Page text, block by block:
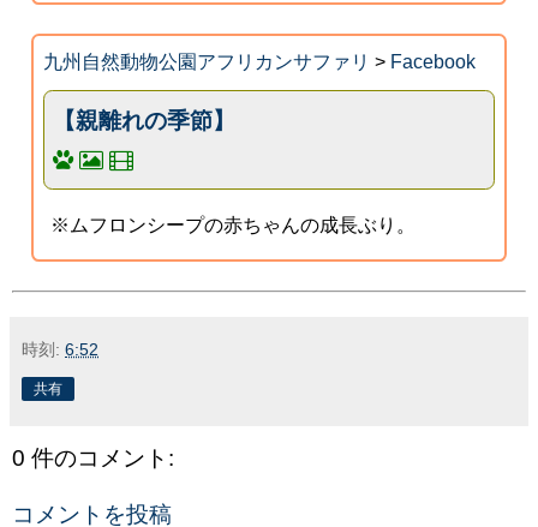
九州自然動物公園アフリカンサファリ > Facebook
【親離れの季節】
※ムフロンシープの赤ちゃんの成長ぶり。
時刻: 6:52
共有
0 件のコメント:
コメントを投稿